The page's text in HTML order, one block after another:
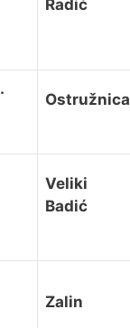
Radić
Ostružnica
Veliki
Badić
Zalin